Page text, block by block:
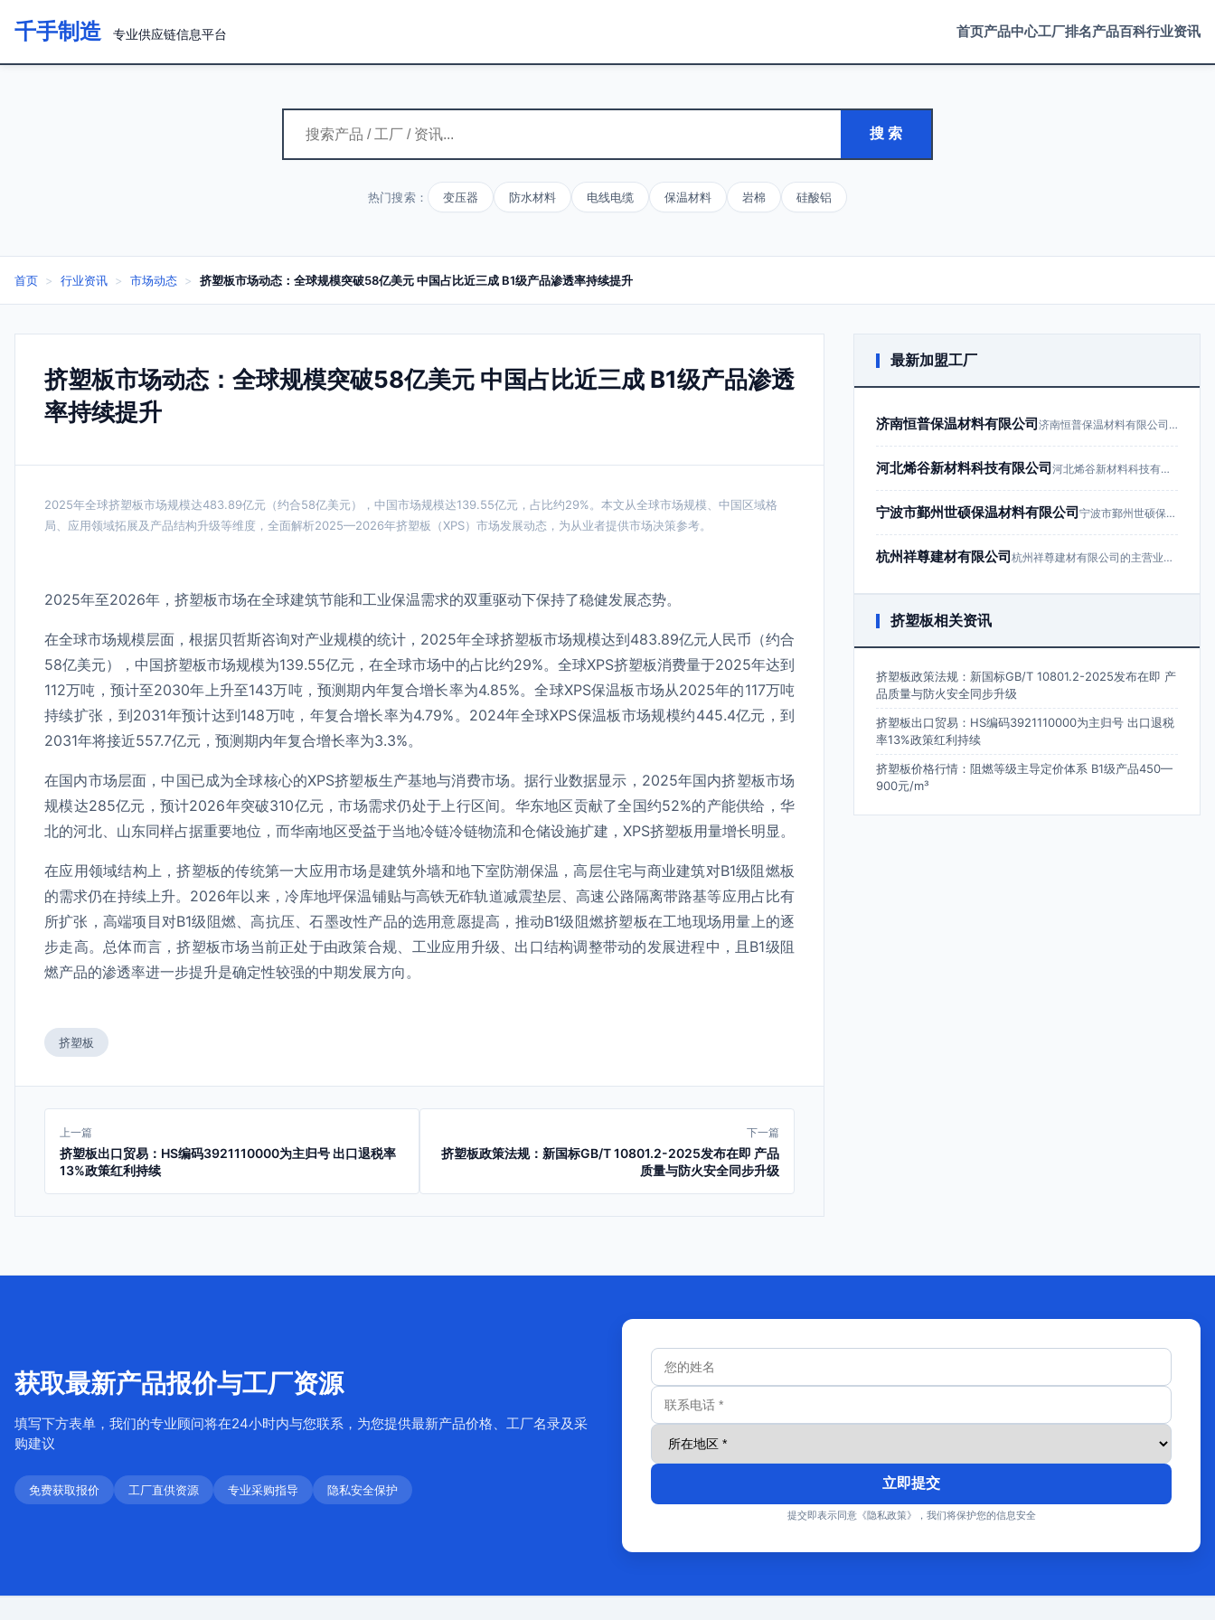
千手制造 专业供应链信息平台 首页产品中心工厂排名产品百科行业资讯
搜 索
热门搜索： 变压器 防水材料 电线电缆 保温材料 岩棉 硅酸铝
首页 > 行业资讯 > 市场动态 > 挤塑板市场动态：全球规模突破58亿美元 中国占比近三成 B1级产品渗透率持续提升
挤塑板市场动态：全球规模突破58亿美元 中国占比近三成 B1级产品渗透
率持续提升
2025年全球挤塑板市场规模达483.89亿元（约合58亿美元），中国市场规模达139.55亿元，占比约29%。本文从全球市场规模、中国区域格
局、应用领域拓展及产品结构升级等维度，全面解析2025—2026年挤塑板（XPS）市场发展动态，为从业者提供市场决策参考。
2025年至2026年，挤塑板市场在全球建筑节能和工业保温需求的双重驱动下保持了稳健发展态势。
在全球市场规模层面，根据贝哲斯咨询对产业规模的统计，2025年全球挤塑板市场规模达到483.89亿元人民币（约合
58亿美元），中国挤塑板市场规模为139.55亿元，在全球市场中的占比约29%。全球XPS挤塑板消费量于2025年达到
112万吨，预计至2030年上升至143万吨，预测期内年复合增长率为4.85%。全球XPS保温板市场从2025年的117万吨
持续扩张，到2031年预计达到148万吨，年复合增长率为4.79%。2024年全球XPS保温板市场规模约445.4亿元，到
2031年将接近557.7亿元，预测期内年复合增长率为3.3%。
在国内市场层面，中国已成为全球核心的XPS挤塑板生产基地与消费市场。据行业数据显示，2025年国内挤塑板市场
规模达285亿元，预计2026年突破310亿元，市场需求仍处于上行区间。华东地区贡献了全国约52%的产能供给，华
北的河北、山东同样占据重要地位，而华南地区受益于当地冷链冷链物流和仓储设施扩建，XPS挤塑板用量增长明显。
在应用领域结构上，挤塑板的传统第一大应用市场是建筑外墙和地下室防潮保温，高层住宅与商业建筑对B1级阻燃板
的需求仍在持续上升。2026年以来，冷库地坪保温铺贴与高铁无砟轨道减震垫层、高速公路隔离带路基等应用占比有
所扩张，高端项目对B1级阻燃、高抗压、石墨改性产品的选用意愿提高，推动B1级阻燃挤塑板在工地现场用量上的逐
步走高。总体而言，挤塑板市场当前正处于由政策合规、工业应用升级、出口结构调整带动的发展进程中，且B1级阻
燃产品的渗透率进一步提升是确定性较强的中期发展方向。
挤塑板
上一篇
挤塑板出口贸易：HS编码3921110000为主归号 出口退税率
13%政策红利持续
下一篇
挤塑板政策法规：新国标GB/T 10801.2-2025发布在即 产品
质量与防火安全同步升级
最新加盟工厂
济南恒普保温材料有限公司 济南恒普保温材料有限公司成立于201…
河北烯谷新材料科技有限公司 河北烯谷新材料科技有限公司成立于20…
宁波市鄞州世硕保温材料有限公司 宁波市鄞州世硕保温材料有限公司成立于…
杭州祥尊建材有限公司 杭州祥尊建材有限公司的主营业务为建筑…
挤塑板相关资讯
挤塑板政策法规：新国标GB/T 10801.2-2025发布在即 产
品质量与防火安全同步升级
挤塑板出口贸易：HS编码3921110000为主归号 出口退税
率13%政策红利持续
挤塑板价格行情：阻燃等级主导定价体系 B1级产品450—
900元/m³
获取最新产品报价与工厂资源
填写下方表单，我们的专业顾问将在24小时内与您联系，为您提供最新产品价格、工厂名录及采
购建议
免费获取报价 工厂直供资源 专业采购指导 隐私安全保护 立即提交
提交即表示同意《隐私政策》，我们将保护您的信息安全